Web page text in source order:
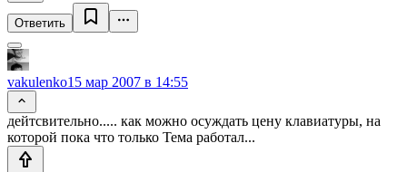
Ответить
vakulenko15 мар 2007 в 14:55
дейтсвительно..... как можно осуждать цену клавиатуры, на
которой пока что только Тема работал...